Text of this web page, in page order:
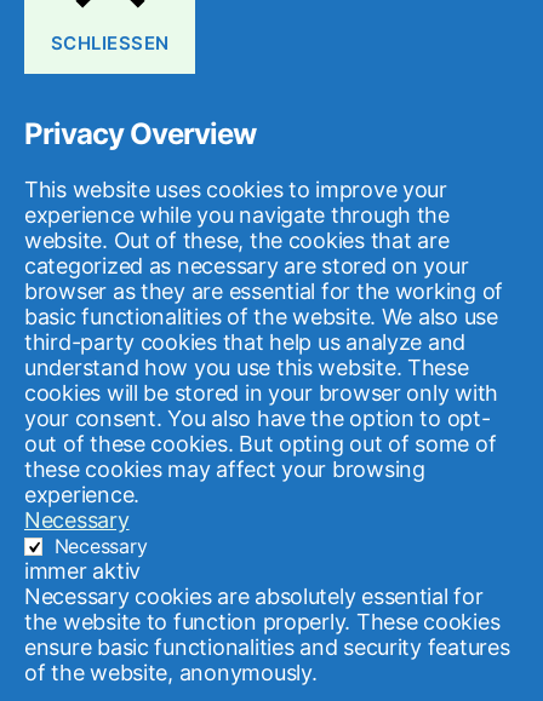
ISEK
Handlungsfeld Städtebau und Stadtgestalt
Oberbarmer Kleinkunst Nacht(13) Baustelle(13)
Workshop(13) SkF(13)
Umfeldgestaltung Berliner Platz(13)
Koordination und Vernetzung der Akteure und Aktionen(13)
Kinder und Jugendliche(13)
Gemeinschaft und Zusammenleben(13)
Bergisches Plateau
(13)
Afrika Film Festival Valley (12) Görlitzer Platz(12)
Spielplatz(12) Immanuelskirche
(12)
Vernetzen(12)
Jugendmigrationsdienst im Quartier
Aufwertung des öffentlichen Raumes
(12)
AK Klingholzberg(12) Spielplätze(11)
Wicked Woods(11) Rundgang (11)
AGORA Wuppertal
Mobile Oase
SCHLIESSEN
Privacy Overview
This website uses cookies to improve your
experience while you navigate through the
website. Out of these, the cookies that are
categorized as necessary are stored on your
browser as they are essential for the working of
basic functionalities of the website. We also use
third-party cookies that help us analyze and
understand how you use this website. These
cookies will be stored in your browser only with
your consent. You also have the option to opt-
out of these cookies. But opting out of some of
these cookies may affect your browsing
experience.
Necessary
Necessary
immer aktiv
Necessary cookies are absolutely essential for
the website to function properly. These cookies
ensure basic functionalities and security features
of the website, anonymously.